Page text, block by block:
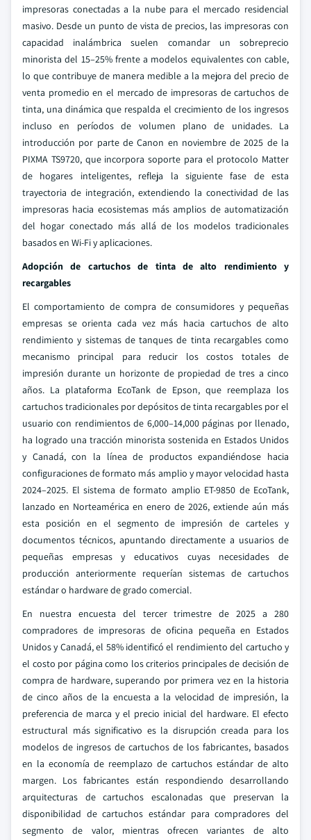
impresoras conectadas a la nube para el mercado residencial
masivo. Desde un punto de vista de precios, las impresoras con
capacidad inalámbrica suelen comandar un sobreprecio
minorista del 15–25% frente a modelos equivalentes con cable,
lo que contribuye de manera medible a la mejora del precio de
venta promedio en el mercado de impresoras de cartuchos de
tinta, una dinámica que respalda el crecimiento de los ingresos
incluso en períodos de volumen plano de unidades. La
introducción por parte de Canon en noviembre de 2025 de la
PIXMA TS9720, que incorpora soporte para el protocolo Matter
de hogares inteligentes, refleja la siguiente fase de esta
trayectoria de integración, extendiendo la conectividad de las
impresoras hacia ecosistemas más amplios de automatización
del hogar conectado más allá de los modelos tradicionales
basados en Wi-Fi y aplicaciones.
Adopción de cartuchos de tinta de alto rendimiento y
recargables
El comportamiento de compra de consumidores y pequeñas
empresas se orienta cada vez más hacia cartuchos de alto
rendimiento y sistemas de tanques de tinta recargables como
mecanismo principal para reducir los costos totales de
impresión durante un horizonte de propiedad de tres a cinco
años. La plataforma EcoTank de Epson, que reemplaza los
cartuchos tradicionales por depósitos de tinta recargables por el
usuario con rendimientos de 6,000–14,000 páginas por llenado,
ha logrado una tracción minorista sostenida en Estados Unidos
y Canadá, con la línea de productos expandiéndose hacia
configuraciones de formato más amplio y mayor velocidad hasta
2024–2025. El sistema de formato amplio ET-9850 de EcoTank,
lanzado en Norteamérica en enero de 2026, extiende aún más
esta posición en el segmento de impresión de carteles y
documentos técnicos, apuntando directamente a usuarios de
pequeñas empresas y educativos cuyas necesidades de
producción anteriormente requerían sistemas de cartuchos
estándar o hardware de grado comercial.
En nuestra encuesta del tercer trimestre de 2025 a 280
compradores de impresoras de oficina pequeña en Estados
Unidos y Canadá, el 58% identificó el rendimiento del cartucho y
el costo por página como los criterios principales de decisión de
compra de hardware, superando por primera vez en la historia
de cinco años de la encuesta a la velocidad de impresión, la
preferencia de marca y el precio inicial del hardware. El efecto
estructural más significativo es la disrupción creada para los
modelos de ingresos de cartuchos de los fabricantes, basados
en la economía de reemplazo de cartuchos estándar de alto
margen. Los fabricantes están respondiendo desarrollando
arquitecturas de cartuchos escalonadas que preservan la
disponibilidad de cartuchos estándar para compradores del
segmento de valor, mientras ofrecen variantes de alto